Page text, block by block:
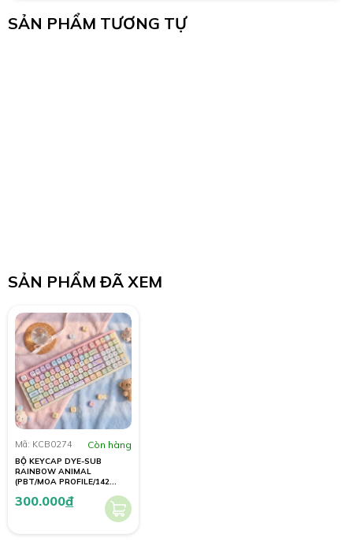
SẢN PHẨM TƯƠNG TỰ
SẢN PHẨM ĐÃ XEM
Mã: KCB0274 Còn hàng
BỘ KEYCAP DYE-SUB
RAINBOW ANIMAL
(PBT/MOA PROFILE/142
300.000đ